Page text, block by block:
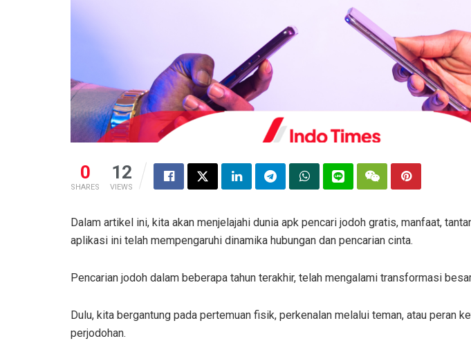
0
SHARES
12
VIEWS
Dalam artikel ini, kita akan menjelajahi dunia apk pencari jodoh gratis, manfaat,
aplikasi ini telah mempengaruhi dinamika hubungan dan pencarian cinta.
Pencarian jodoh dalam beberapa tahun terakhir, telah mengalami transformasi
Dulu, kita bergantung pada pertemuan fisik, perkenalan melalui teman, atau peran
perjodohan.